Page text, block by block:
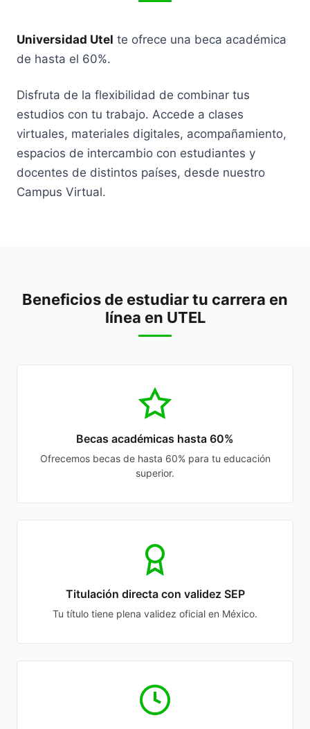
Universidad Utel te ofrece una beca académica
de hasta el 60%.
Disfruta de la flexibilidad de combinar tus
estudios con tu trabajo. Accede a clases
virtuales, materiales digitales, acompañamiento,
espacios de intercambio con estudiantes y
docentes de distintos países, desde nuestro
Campus Virtual.
Beneficios de estudiar tu carrera en
línea en UTEL
Becas académicas hasta 60%
Ofrecemos becas de hasta 60% para tu educación
superior.
Titulación directa con validez SEP
Tu título tiene plena validez oficial en México.